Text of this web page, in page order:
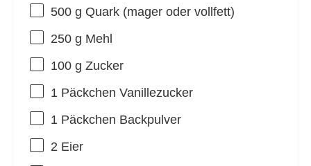
500 g Quark (mager oder vollfett)
250 g Mehl
100 g Zucker
1Päckchen Vanillezucker
1Päckchen Backpulver
2 Eier